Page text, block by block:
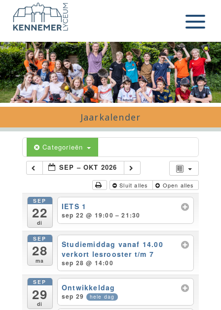
Ga naar de inhoud
Menu
Jaarkalender
Categorieën
SEP – OKT 2026
Sluit alles Open alles
SEP
22
di
IETS 1
sep 22 @ 19:00 – 21:30
SEP
28
ma
Studiemiddag vanaf 14.00
verkort lesrooster t/m 7
sep 28 @ 14:00
SEP
29
di
Ontwikkeldag
sep 29 hele dag